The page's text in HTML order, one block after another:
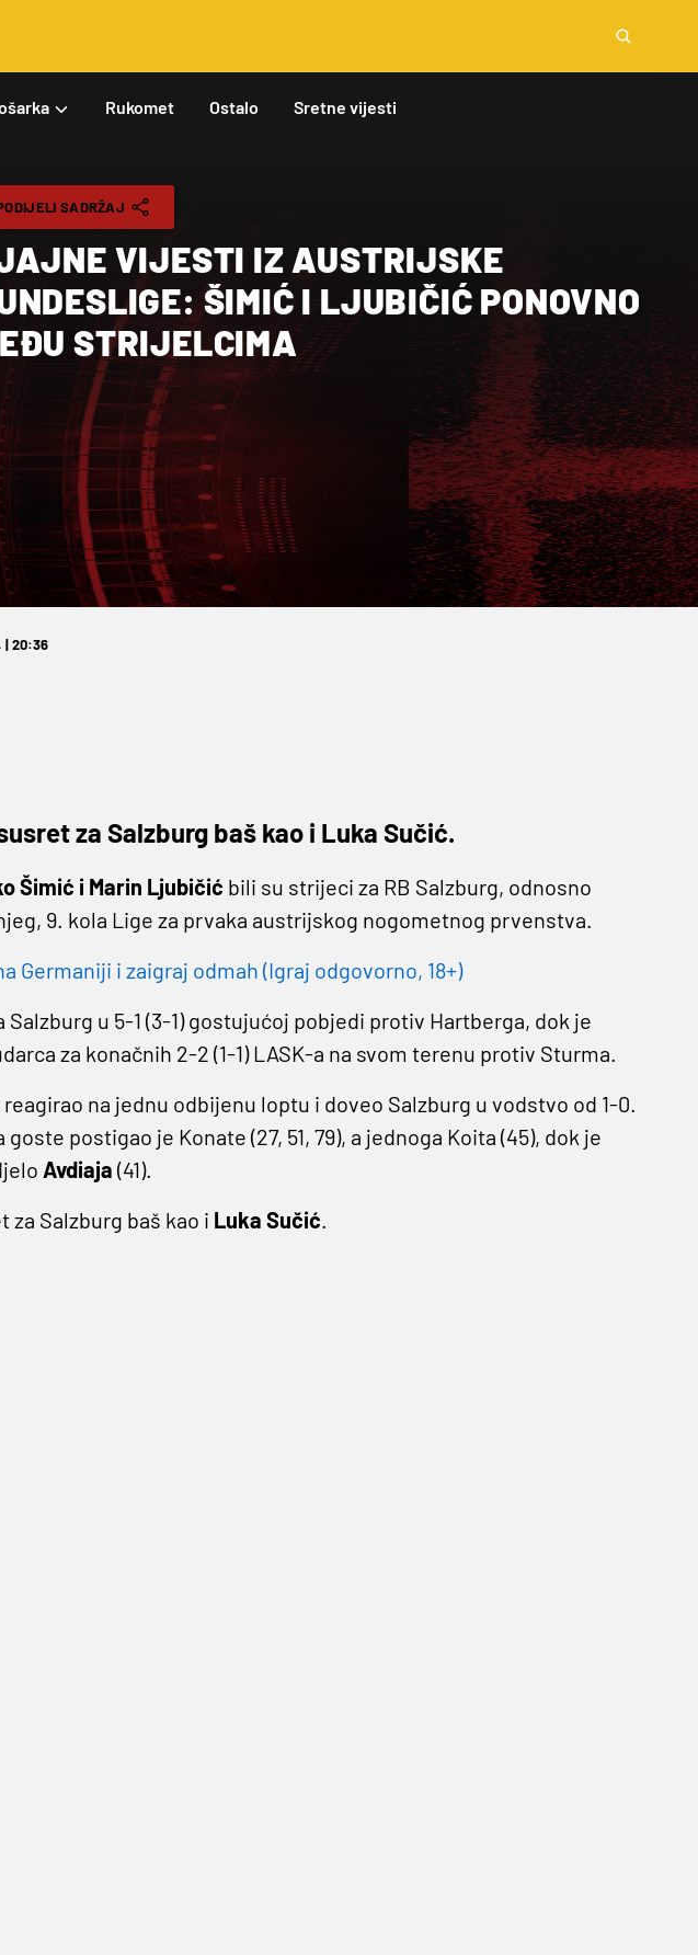
Rukomet Ostalo Sretne vijesti
SADRŽAJ
VIJESTI IZ AUSTRIJSKE
ŠIMIĆ I LJUBIČIĆ PONOVNO
STRIJELCIMA
| 20:36
za Salzburg baš kao i Luka Sučić.
Šimić i Marin Ljubičić bili su strijeci za RB Salzburg, odnosno
9. kola Lige za prvaka austrijskog nogometnog prvenstva.
Germaniji i zaigraj odmah (Igraj odgovorno, 18+)
u 5-1 (3-1) gostujućoj pobjedi protiv Hartberga, dok je
za konačnih 2-2 (1-1) LASK-a na svom terenu protiv Sturma.
na jednu odbijenu loptu i doveo Salzburg u vodstvo od 1-0.
postigao je Konate (27, 51, 79), a jednoga Koita (45), dok je
Avdiaja (41).
Salzburg baš kao i Luka Sučić.